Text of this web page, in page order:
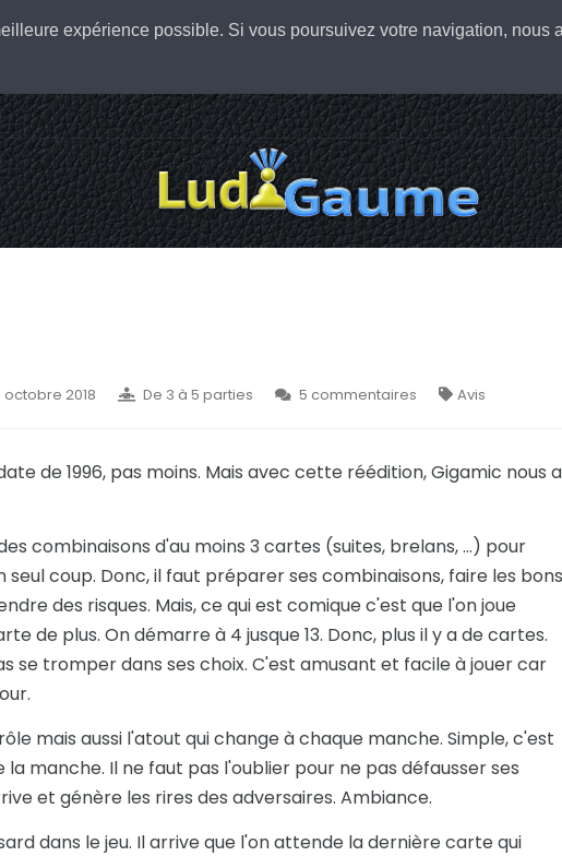
expérience possible. Si vous poursuivez votre navigation, nous
octobre 2018 De 3 à 5 parties 5 commentaires Avis
de 1996, pas moins. Mais avec cette réédition, Gigamic nous a
combinaisons d'au moins 3 cartes (suites, brelans, ...) pour
coup. Donc, il faut préparer ses combinaisons, faire les bons
des risques. Mais, ce qui est comique c'est que l'on joue
de plus. On démarre à 4 jusque 13. Donc, plus il y a de cartes.
se tromper dans ses choix. C'est amusant et facile à jouer car
mais aussi l'atout qui change à chaque manche. Simple, c'est
manche. Il ne faut pas l'oublier pour ne pas défausser ses
et génère les rires des adversaires. Ambiance.
dans le jeu. Il arrive que l'on attende la dernière carte qui